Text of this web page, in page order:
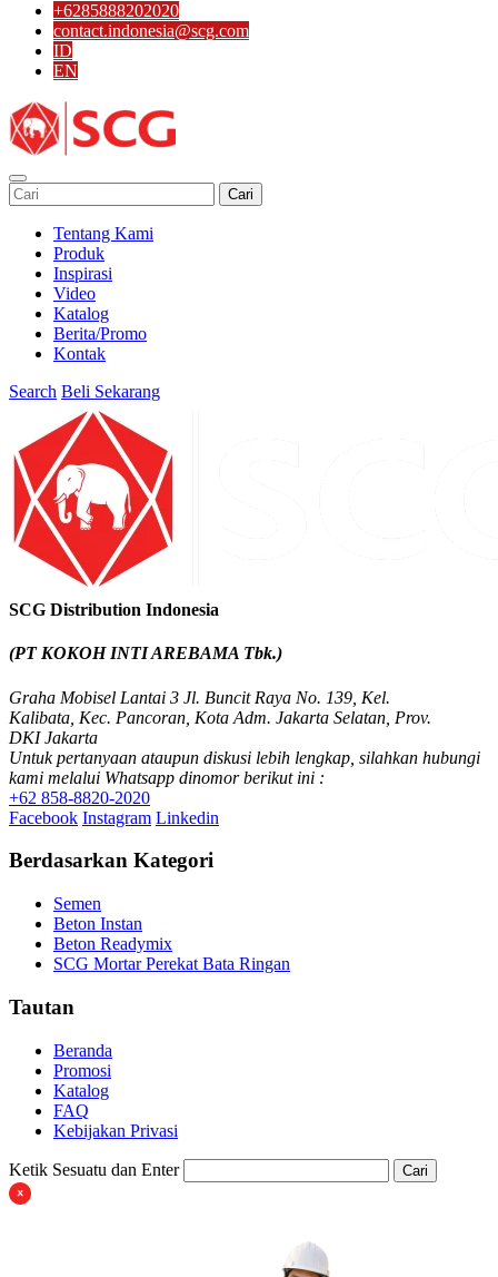
+6285888202020
contact.indonesia@scg.com
ID
EN
Cari
Tentang Kami
Produk
Inspirasi
Video
Katalog
Berita/Promo
Kontak
Search Beli Sekarang
SCG Distribution Indonesia
(PT KOKOH INTI AREBAMA Tbk.)
Graha Mobisel Lantai 3 Jl. Buncit Raya No. 139, Kel.
Kalibata, Kec. Pancoran, Kota Adm. Jakarta Selatan, Prov.
DKI Jakarta
Untuk pertanyaan ataupun diskusi lebih lengkap, silahkan hubungi
kami melalui Whatsapp dinomor berikut ini :
+62 858-8820-2020
Facebook Instagram Linkedin
Berdasarkan Kategori
Semen
Beton Instan
Beton Readymix
SCG Mortar Perekat Bata Ringan
Tautan
Beranda
Promosi
Katalog
FAQ
Kebijakan Privasi
Ketik Sesuatu dan Enter Cari